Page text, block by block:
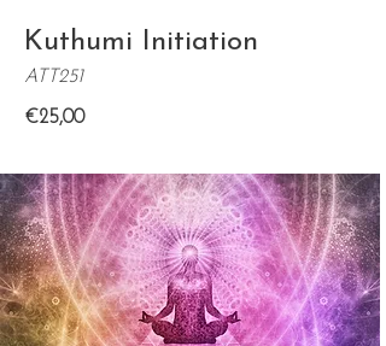
Kuthumi Initiation
ATT251
€25,00